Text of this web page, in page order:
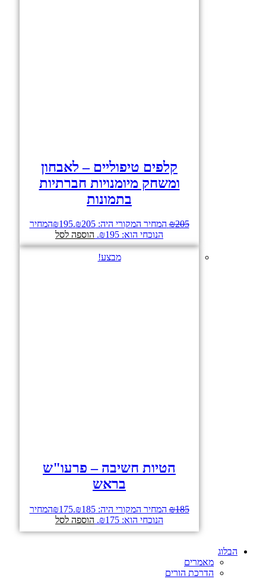
קלפים טיפוליים – לאבחון
ומשחק מיומנויות חברתיות
בתמונות
₪205 המחיר המקורי היה: ₪205. ₪195
המחיר
הנוכחי הוא: ₪195.
הוספה לסל
מבצע!
הטיות חשיבה – פרעו"ש
בראש
₪185 המחיר המקורי היה: ₪185. ₪175
המחיר
הנוכחי הוא: ₪175.
הוספה לסל
הבלוג
מאמרים
הדרכת הורים